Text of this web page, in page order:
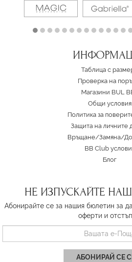
Таблица с
Проверка на
Магазини BUL
Oбщи условия
Политика за
Защита на личните
Връщане/Замяна/
BB Club
Блог
НЕ ИЗПУСКАЙТЕ
Абонирайте се за нашия бюлетин за
оферти и
АБОНИРАЙ СЕ